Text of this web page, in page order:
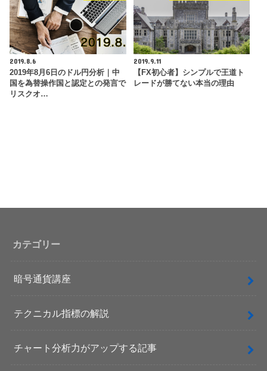
2019.8.6
2019年8月6日のドル円分析｜中
国を為替操作国と認定との発言で
リスクオ…
2019.9.11
【FX初心者】シンプルで王道ト
レードが勝てない本当の理由
カテゴリー
暗号通貨講座
テクニカル指標の解説
チャート分析力がアップする記事